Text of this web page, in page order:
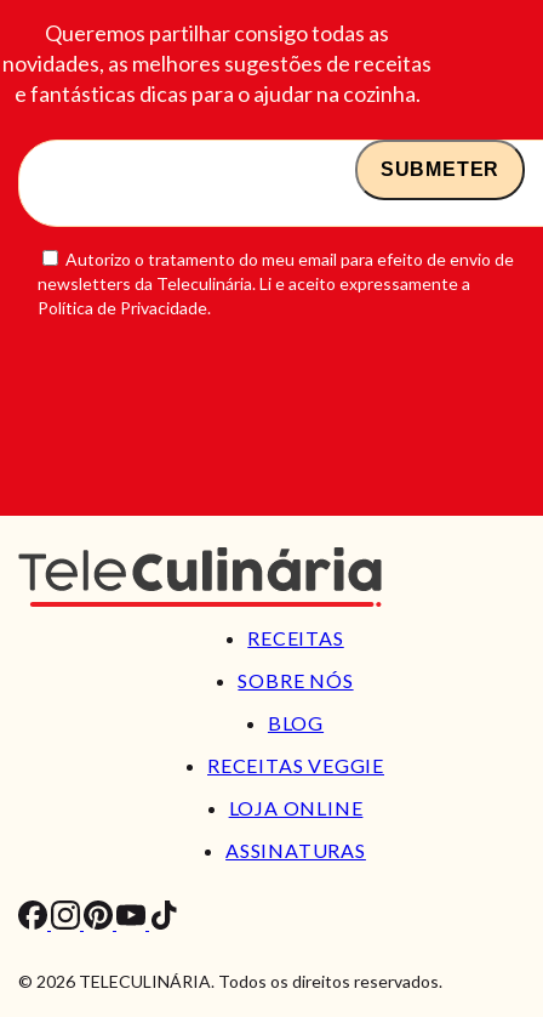
Queremos partilhar consigo todas as
novidades, as melhores sugestões de receitas
e fantásticas dicas para o ajudar na cozinha.
Autorizo o tratamento do meu email para efeito de envio de
newsletters da Teleculinária. Li e aceito expressamente a
Política de Privacidade.
RECEITAS
SOBRE NÓS
BLOG
RECEITAS VEGGIE
LOJA ONLINE
ASSINATURAS
© 2026 TELECULINÁRIA. Todos os direitos reservados.